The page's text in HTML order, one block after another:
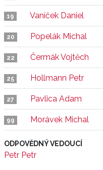
19 Vaníček Daniel
20 Popelák Michal
22 Čermák Vojtěch
25 Hollmann Petr
27 Pavlica Adam
99 Morávek Michal
ODPOVĚDNÝ VEDOUCÍ
Petr Petr